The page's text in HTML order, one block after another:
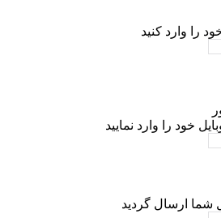
را وارد کنید
خود را وارد نمایید
شما ارسال گردید